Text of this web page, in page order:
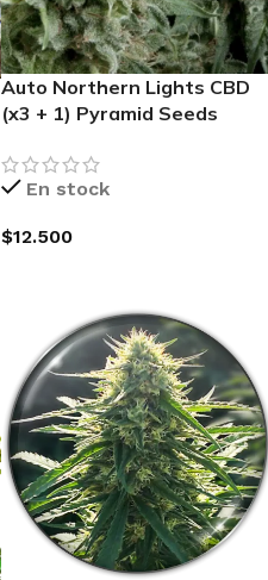
Auto Northern Lights CBD
(x3 + 1) Pyramid Seeds
En stock
$12.500